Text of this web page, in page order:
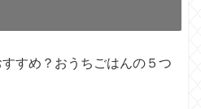
すめ？おうちごはんの５つ